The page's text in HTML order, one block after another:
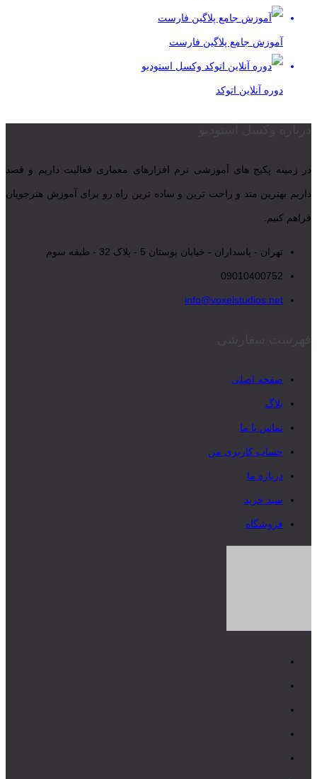
آموزش جامع پلاگین فارست
دوره آنلاین اتوکد
در زمینه پکیج های آموزشی نرم افزارهای معماری فعالیت داریم و قصد
داریم بهترین متد و راحت ترین و ساده ترین راه رو برای آموزش هنرجویان
فراهم کنیم.
تهران - پاسداران - خیابان بوستان 5 - پلاک 32 - طبقه سوم
09010400752
info@voxelstudios.net
صفحه اصلی
بلاگ
تماس با ما
حساب کاربری من
درباره ما
سبد خرید
فروشگاه